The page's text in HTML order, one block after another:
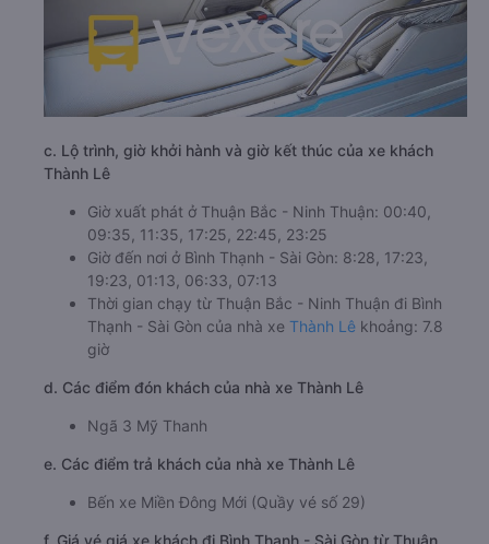
c. Lộ trình, giờ khởi hành và giờ kết thúc của xe khách
Thành Lê
Giờ xuất phát ở Thuận Bắc - Ninh Thuận: 00:40,
09:35, 11:35, 17:25, 22:45, 23:25
Giờ đến nơi ở Bình Thạnh - Sài Gòn: 8:28, 17:23,
19:23, 01:13, 06:33, 07:13
Thời gian chạy từ Thuận Bắc - Ninh Thuận đi Bình
Thạnh - Sài Gòn của nhà xe Thành Lê khoảng: 7.8
giờ
d. Các điểm đón khách của nhà xe Thành Lê
Ngã 3 Mỹ Thanh
e. Các điểm trả khách của nhà xe Thành Lê
Bến xe Miền Đông Mới (Quầy vé số 29)